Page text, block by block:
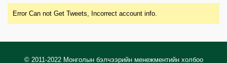
Error Can not Get Tweets, Incorrect account info.
© 2011-2022 Монголын бэлчээрийн менежментийн холбоо